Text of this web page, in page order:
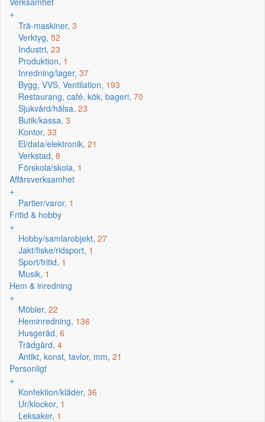
+
Trä-maskiner, 3
Verktyg, 52
Industri, 23
Produktion, 1
Inredning/lager, 37
Bygg, VVS, Ventilation, 193
Restaurang, café, kök, bageri, 70
Sjukvård/hälsa, 23
Butik/kassa, 3
Kontor, 33
El/data/elektronik, 21
Verkstad, 8
Förskola/skola, 1
Affärsverksamhet
+
Partier/varor, 1
Fritid & hobby
+
Hobby/samlarobjekt, 27
Jakt/fiske/ridsport, 1
Sport/fritid, 1
Musik, 1
Hem & inredning
+
Möbler, 22
Heminredning, 136
Husgeråd, 6
Trädgård, 4
Antikt, konst, tavlor, mm, 21
Personligt
+
Konfektion/kläder, 36
Ur/klockor, 1
Leksaker, 1